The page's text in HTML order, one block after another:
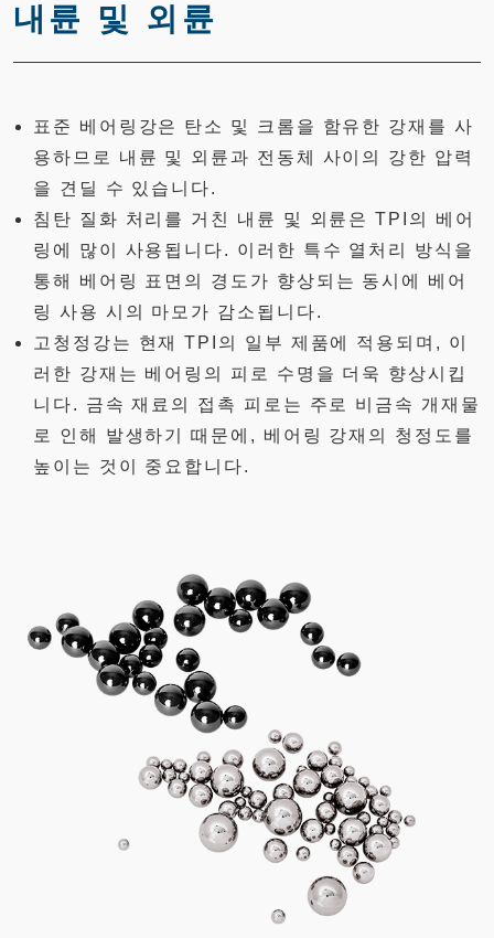
내륜 및 외륜
표준 베어링강은 탄소 및 크롬을 함유한 강재를 사
용하므로 내륜 및 외륜과 전동체 사이의 강한 압력
을 견딜 수 있습니다.
침탄 질화 처리를 거친 내륜 및 외륜은 TPI의 베어
링에 많이 사용됩니다. 이러한 특수 열처리 방식을
통해 베어링 표면의 경도가 향상되는 동시에 베어
링 사용 시의 마모가 감소됩니다.
고청정강는 현재 TPI의 일부 제품에 적용되며, 이
러한 강재는 베어링의 피로 수명을 더욱 향상시킵
니다. 금속 재료의 접촉 피로는 주로 비금속 개재물
로 인해 발생하기 때문에, 베어링 강재의 청정도를
높이는 것이 중요합니다.